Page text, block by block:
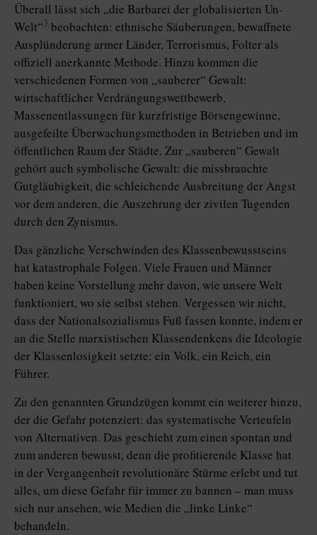
Überall lässt sich „die Barbarei der globalisierten Un-
Welt“3 beobachten: ethnische Säuberungen, bewaffnete
Ausplünderung armer Länder, Terrorismus, Folter als
offiziell anerkannte Methode. Hinzu kommen die
verschiedenen Formen von „sauberer“ Gewalt:
wirtschaftlicher Verdrängungswettbewerb,
Massenentlassungen für kurzfristige Börsengewinne,
ausgefeilte Überwachungsmethoden in Betrieben und im
öffentlichen Raum der Städte. Zur „sauberen“ Gewalt
gehört auch symbolische Gewalt: die missbrauchte
Gutgläubigkeit, die schleichende Ausbreitung der Angst
vor dem anderen, die Auszehrung der zivilen Tugenden
durch den Zynismus.
Das gänzliche Verschwinden des Klassenbewusstseins
hat katastrophale Folgen. Viele Frauen und Männer
haben keine Vorstellung mehr davon, wie unsere Welt
funktioniert, wo sie selbst stehen. Vergessen wir nicht,
dass der Nationalsozialismus Fuß fassen konnte, indem er
an die Stelle marxistischen Klassendenkens die Ideologie
der Klassenlosigkeit setzte: ein Volk, ein Reich, ein
Führer.
Zu den genannten Grundzügen kommt ein weiterer hinzu,
der die Gefahr potenziert: das systematische Verteufeln
von Alternativen. Das geschieht zum einen spontan und
zum anderen bewusst, denn die profitierende Klasse hat
in der Vergangenheit revolutionäre Stürme erlebt und tut
alles, um diese Gefahr für immer zu bannen – man muss
sich nur ansehen, wie Medien die „linke Linke“
behandeln.